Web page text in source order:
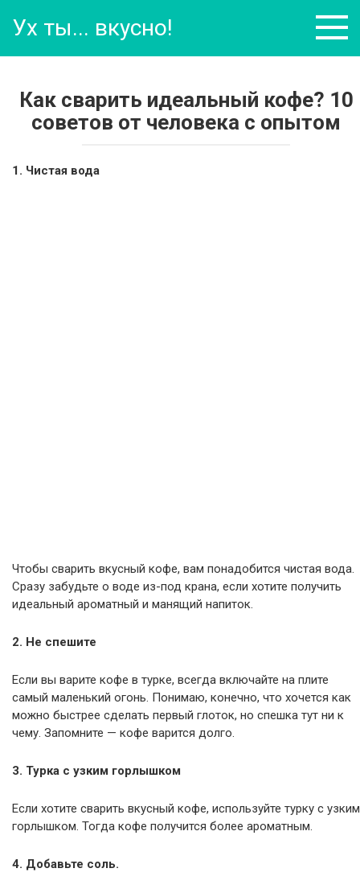
Ух ты... вкусно!
Как сварить идеальный кофе? 10
советов от человека с опытом
1. Чистая вода
Чтобы сварить вкусный кофе, вам понадобится чистая вода.
Сразу забудьте о воде из-под крана, если хотите получить
идеальный ароматный и манящий напиток.
2. Не спешите
Если вы варите кофе в турке, всегда включайте на плите
самый маленький огонь. Понимаю, конечно, что хочется как
можно быстрее сделать первый глоток, но спешка тут ни к
чему. Запомните — кофе варится долго.
3. Турка с узким горлышком
Если хотите сварить вкусный кофе, используйте турку с узким
горлышком. Тогда кофе получится более ароматным.
4. Добавьте соль.